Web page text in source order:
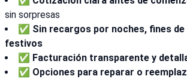
sin sorpresas
✅ Sin recargos por noches, fines de
festivos
✅ Facturación transparente y
✅ Opciones para reparar o